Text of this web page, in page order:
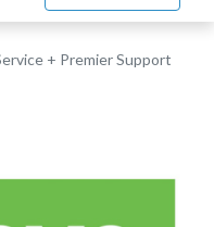
+ Premier Support